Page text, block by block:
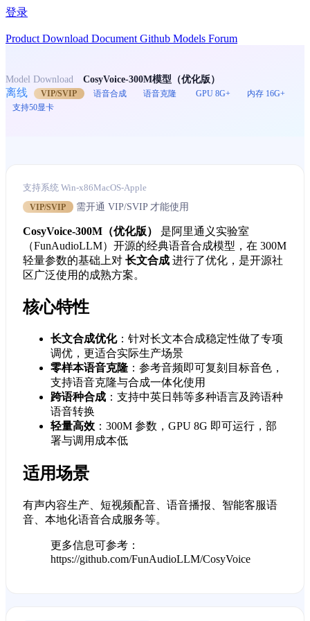
登录
Product Download Document Github Models Forum
Model Download CosyVoice-300M模型（优化版）
离线 VIP/SVIP 语音合成 语音克隆 GPU 8G+
内存 16G+
支持50显卡
支持系统 Win-x86MacOS-Apple
VIP/SVIP 需开通 VIP/SVIP 才能使用
CosyVoice-300M（优化版）
是阿里通义实验室
（FunAudioLLM）开源的经典语音合成模型，在 300M
轻量参数的基础上对 长文合成 进行了优化，是开源社
区广泛使用的成熟方案。
核心特性
长文合成优化：针对长文本合成稳定性做了专项
调优，更适合实际生产场景
零样本语音克隆 ：参考音频即可复刻目标音色，
支持语音克隆与合成一体化使用
跨语种合成 ：支持中英日韩等多种语言及跨语种
语音转换
轻量高效 ：300M 参数，GPU 8G 即可运行，部
署与调用成本低
适用场景
有声内容生产、短视频配音、语音播报、智能客服语
音、本地化语音合成服务等。
更多信息可参考：
https://github.com/FunAudioLLM/CosyVoice